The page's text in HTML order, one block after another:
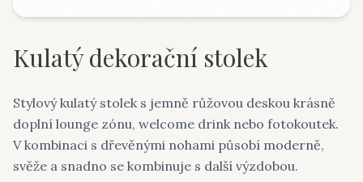
Kulatý dekorační stolek
Stylový kulatý stolek s jemně růžovou deskou krásně
doplní lounge zónu, welcome drink nebo fotokoutek.
V kombinaci s dřevěnými nohami působí moderně,
svěže a snadno se kombinuje s další výzdobou.